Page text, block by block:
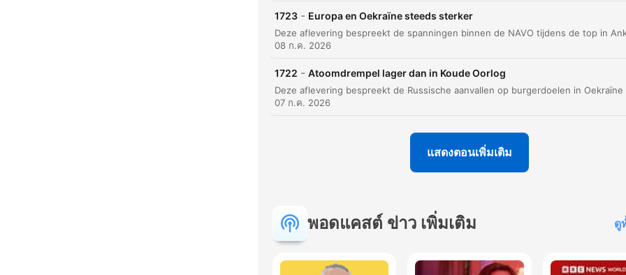
1723 - Europa en Oekraïne steeds sterker
08 ก.ค. 2026
1722 - Atoomdrempel lager dan in Koude Oorlog
07 ก.ค. 2026
แสดงตอนเพิ่มเติม
พอดแคสต์ ข่าว เพิ่มเติม ดู